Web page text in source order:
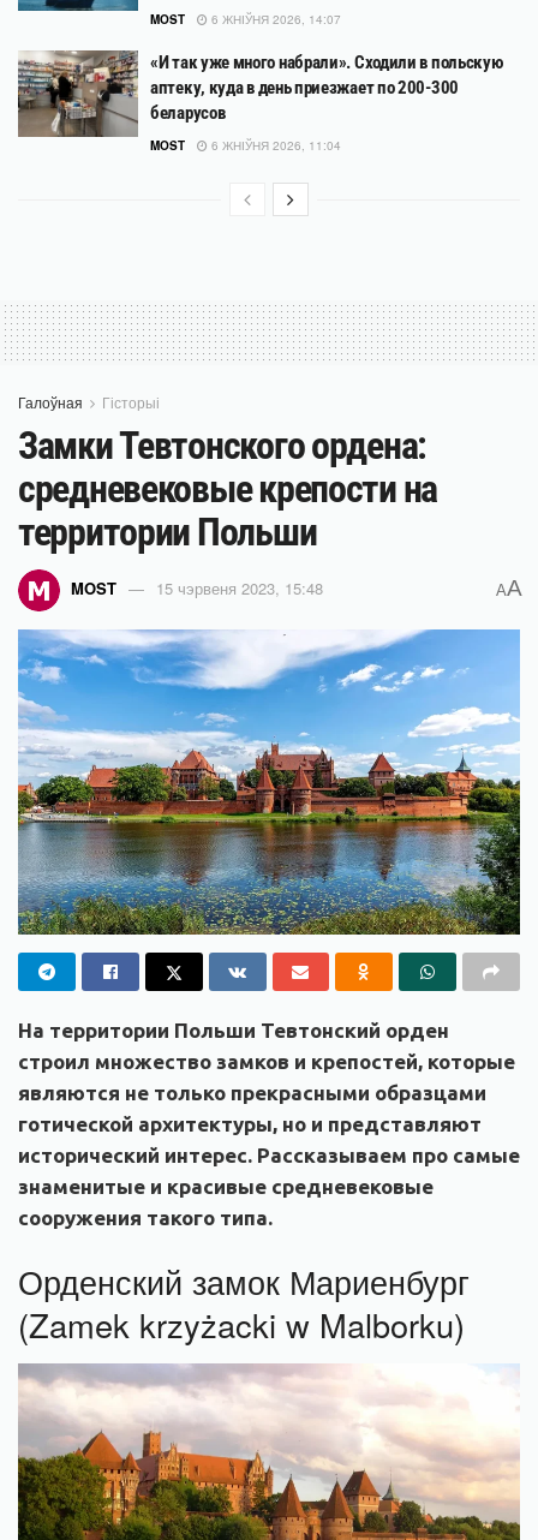
MOST 6 ЖНІЎНЯ 2026, 14:07
«И так уже много набрали». Сходили в польскую
аптеку, куда в день приезжает по 200-300
беларусов
MOST 6 ЖНІЎНЯ 2026, 11:04
Галоўная Гісторыі
Замки Тевтонского ордена:
средневековые крепости на
территории Польши
MOST 15 чэрвеня 2023, 15:48 AA
На территории Польши Тевтонский орден
строил множество замков и крепостей, которые
являются не только прекрасными образцами
готической архитектуры, но и представляют
исторический интерес. Рассказываем про самые
знаменитые и красивые средневековые
сооружения такого типа.
Орденский замок Мариенбург
(Zamek krzyżacki w Malborku)